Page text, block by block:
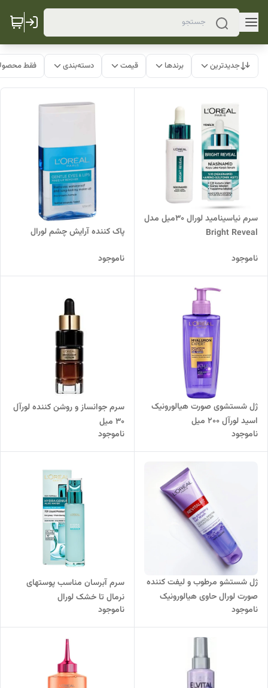
جدیدترین برندها قیمت دسته‌بندی فقط
سرم نیاسینامید لورال 30میل مدل
Bright Reveal
ناموجود
پاک کننده آرایش چشم لورال
ناموجود
ژل شستشوی صورت هیالورونیک
اسید لورآل 200 میل
ناموجود
سرم جوانساز و روشن کننده لورآل
30 میل
ناموجود
ژل شستشو مرطوب و لیفت کننده
صورت لورال حاوی هیالورونیک
اسید
ناموجود
سرم آبرسان مناسب پوستهای
نرمال تا خشک لورال
ناموجود